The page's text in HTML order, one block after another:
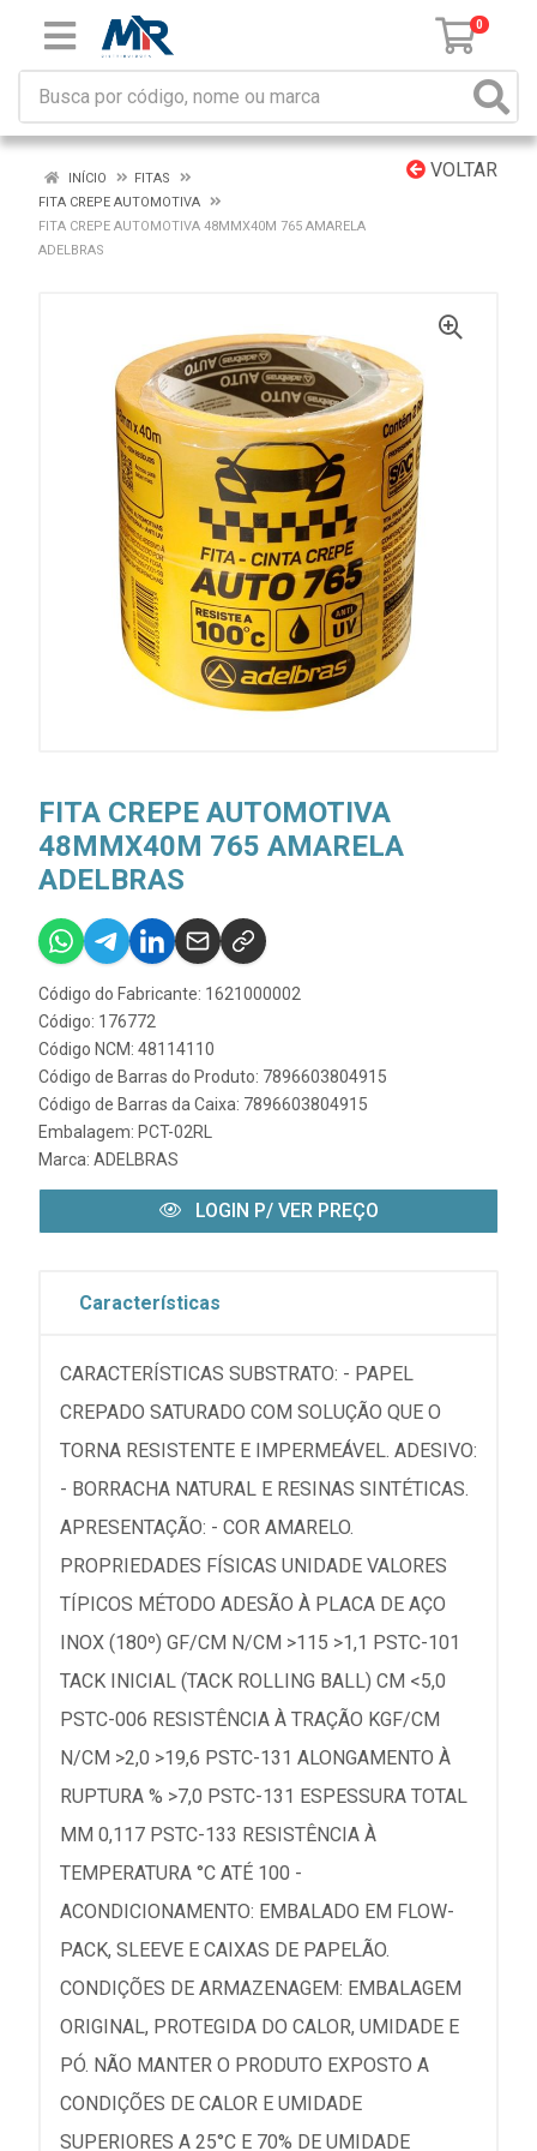
0
VOLTAR
INÍCIO
FITAS
FITA CREPE AUTOMOTIVA
FITA CREPE AUTOMOTIVA 48MMX40M 765 AMARELA
ADELBRAS
FITA CREPE AUTOMOTIVA
48MMX40M 765 AMARELA
ADELBRAS
Código do Fabricante: 1621000002
Código: 176772
Código NCM: 48114110
Código de Barras do Produto: 7896603804915
Código de Barras da Caixa: 7896603804915
Embalagem: PCT-02RL
Marca: ADELBRAS
LOGIN P/ VER PREÇO
Características
CARACTERÍSTICAS SUBSTRATO: - PAPEL
CREPADO SATURADO COM SOLUÇÃO QUE O
TORNA RESISTENTE E IMPERMEÁVEL. ADESIVO:
- BORRACHA NATURAL E RESINAS SINTÉTICAS.
APRESENTAÇÃO: - COR AMARELO.
PROPRIEDADES FÍSICAS UNIDADE VALORES
TÍPICOS MÉTODO ADESÃO À PLACA DE AÇO
INOX (180º) GF/CM N/CM >115 >1,1 PSTC-101
TACK INICIAL (TACK ROLLING BALL) CM <5,0
PSTC-006 RESISTÊNCIA À TRAÇÃO KGF/CM
N/CM >2,0 >19,6 PSTC-131 ALONGAMENTO À
RUPTURA % >7,0 PSTC-131 ESPESSURA TOTAL
MM 0,117 PSTC-133 RESISTÊNCIA À
TEMPERATURA °C ATÉ 100 -
ACONDICIONAMENTO: EMBALADO EM FLOW-
PACK, SLEEVE E CAIXAS DE PAPELÃO.
CONDIÇÕES DE ARMAZENAGEM: EMBALAGEM
ORIGINAL, PROTEGIDA DO CALOR, UMIDADE E
PÓ. NÃO MANTER O PRODUTO EXPOSTO A
CONDIÇÕES DE CALOR E UMIDADE
SUPERIORES A 25°C E 70% DE UMIDADE